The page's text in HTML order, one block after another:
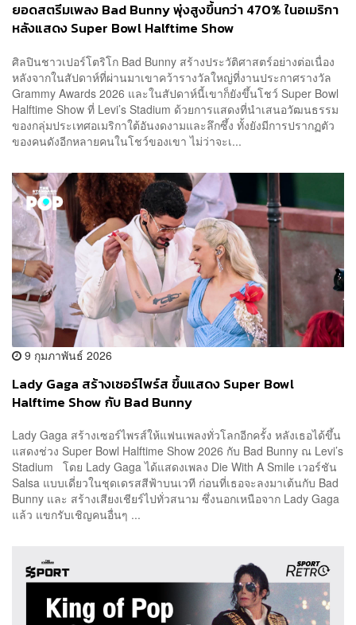
ยอดสตรีม​เพลง Bad Bunny พุ่งสูงขึ้นกว่า 470% ในอเมริกา
หลังแสดง Super Bowl Halftime Show
ศิลปินชาวเปอร์โตริโก Bad Bunny สร้างประวัติศาสตร์อย่างต่อเนื่อง
หลังจากในสัปดาห์ที่ผ่านมาเขาคว้ารางวัลใหญ่ที่งานประกาศรางวัล
Grammy Awards 2026 และในสัปดาห์นี้เขาก็ยังขึ้นโชว์ Super Bowl
Halftime Show ที่ Levi’s Stadium ด้วยการแสดงที่นำเสนอวัฒนธรรม
ของกลุ่มประเทศอเมริกาใต้อันงดงามและลึกซึ้ง ทั้งยังมีการปรากฏตัว
ของคนดังอีกหลายคนในโชว์ของเขา ไม่ว่าจะเ...
9 กุมภาพันธ์ 2026
Lady Gaga สร้างเซอร์ไพร์ส ขึ้นแสดง Super Bowl
Halftime Show กับ Bad Bunny
Lady Gaga สร้างเซอร์ไพรส์ให้แฟนเพลงทั่วโลกอีกครั้ง หลังเธอได้ขึ้น
แสดงช่วง Super Bowl Halftime Show 2026 กับ Bad Bunny ณ Levi’s
Stadium โดย Lady Gaga ได้แสดงเพลง Die With A Smile เวอร์ชัน
Salsa แบบเดี่ยวในชุดเดรสสีฟ้าบนเวที ก่อนที่เธอจะลงมาเต้นกับ Bad
Bunny และ สร้างเสียงเชียร์ไปทั่วสนาม ซึ่งนอกเหนือจาก Lady Gaga
แล้ว แขกรับเชิญคนอื่นๆ ...